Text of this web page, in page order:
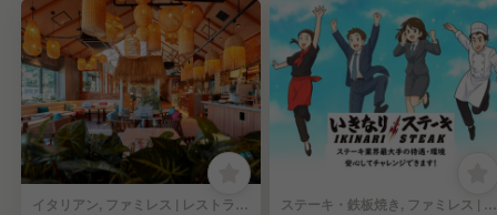
イタリアン, ファミレス | レストランサービス・ホールスタッフ ステーキ・鉄板焼き, ファミレス | レストランサービス・ホールスタッフ